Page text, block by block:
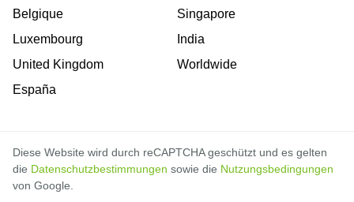
Belgique
Luxembourg
United Kingdom
España
Singapore
India
Worldwide
Diese Website wird durch reCAPTCHA geschützt und es gelten
die Datenschutzbestimmungen sowie die Nutzungsbedingungen
von Google.